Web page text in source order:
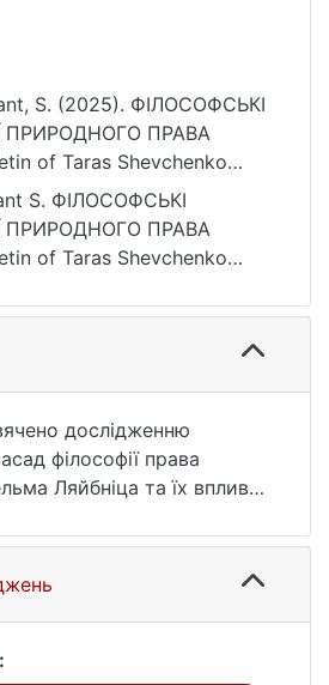
S. (2025). ФІЛОСОФСЬКІ
ПРИРОДНОГО ПРАВА
of Taras Shevchenko
of Kyiv. Philosophy, 1(12),
10.17721/2523-
23
S. ФІЛОСОФСЬКІ
ПРИРОДНОГО ПРАВА
of Taras Shevchenko
DOI: 10.17721/2523-
(дата звернення:
дослідженню
філософії права
Ляйбніца та їх впливу
що інтерес
до філософських засад
спочатку зумовлений
права, яка могла б